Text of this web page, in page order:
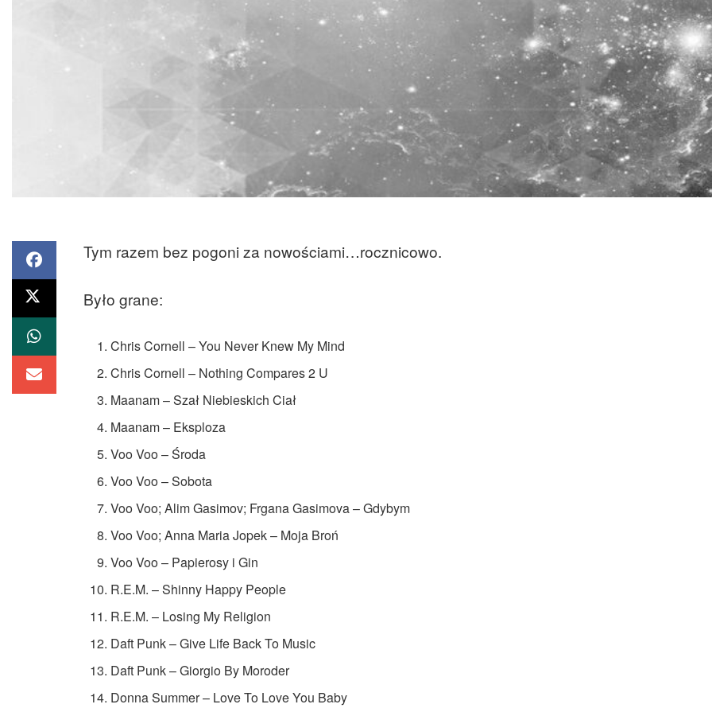
Tym razem bez pogoni za nowościami…rocznicowo.
Było grane:
Chris Cornell – You Never Knew My Mind
Chris Cornell – Nothing Compares 2 U
Maanam – Szał Niebieskich Ciał
Maanam – Eksploza
Voo Voo – Środa
Voo Voo – Sobota
Voo Voo; Alim Gasimov; Frgana Gasimova – Gdybym
Voo Voo; Anna Maria Jopek – Moja Broń
Voo Voo – Papierosy i Gin
R.E.M. – Shinny Happy People
R.E.M. – Losing My Religion
Daft Punk – Give Life Back To Music
Daft Punk – Giorgio By Moroder
Donna Summer – Love To Love You Baby